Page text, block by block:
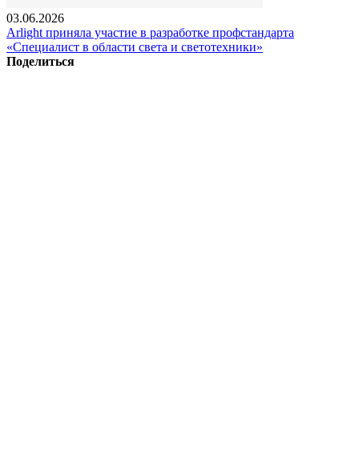
03.06.2026
Arlight приняла участие в разработке профстандарта
«Специалист в области света и светотехники»
Поделиться